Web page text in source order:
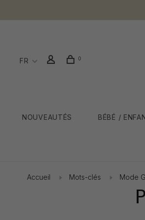
FR 0
NOUVEAUTÉS BÉBÉ /
Accueil Mots-clés Mode